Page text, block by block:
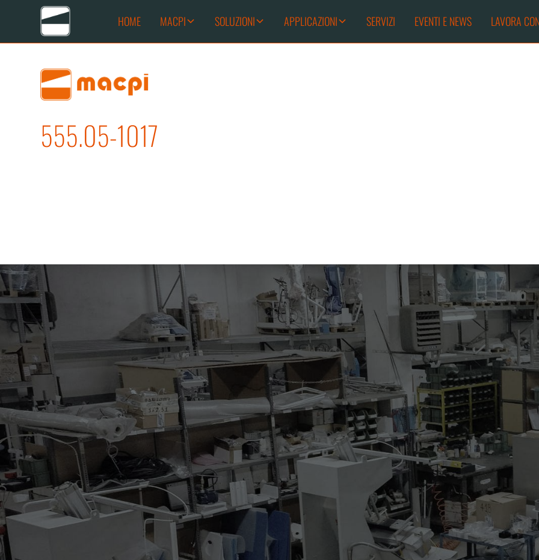
HOME MACPI SOLUZIONI APPLICAZIONI SERVIZI EVENTI E NEWS LAVORA
555.05-1017
555.05-1017
FORMA BACINO
Macchina da stiro
superiore vaporizzante e
inferiore fisso.
La macchina ha le
* pressione di stiro ed
* dispositivo salvamani
* piano superiore con